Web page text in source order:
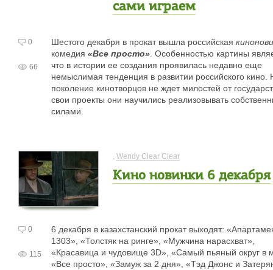
сами играем
0
66
Шестого декабря в прокат вышла российская
комедия «Все просто». Особенностью картины
что в истории ее создания проявилась недавно еще
немыслимая тенденция в развитии российского кино.
поколение кинотворцов не ждет милостей от
свои проекты они научились реализовывать
силами.
, Wendy Clear Clear
Кино новинки 6 декабря
0
115
6 декабря в казахстанский прокат выходят:
1303», «Толстяк на ринге», «Мужчина нарасхват»,
«Красавица и чудовище 3D», «Самый пьяный округ в
«Все просто», «Замуж за 2 дня», «Тэд Джонс и